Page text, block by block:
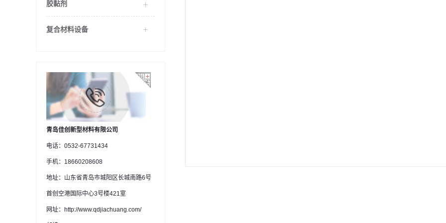
胶黏剂
复合材料设备
青岛佳创新型材料有限公司
电话：0532-67731434
手机：18660208608
地址：山东省青岛市城阳区长城南路6号
首创空港国际中心3号楼421室
网址：http://www.qdjiachuang.com/